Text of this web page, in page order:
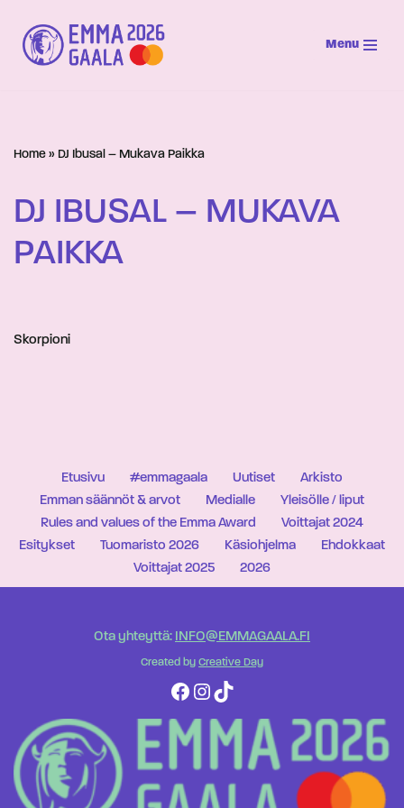
Siirry
suoraan
Menu
Home » DJ Ibusal – Mukava Paikka
DJ IBUSAL – MUKAVA
PAIKKA
Skorpioni
Etusivu #emmagaala Uutiset
Arkisto
Emman säännöt & arvot
Medialle
Yleisölle / liput
Rules and values of the Emma Award
Voittajat 2024
Esitykset
Tuomaristo 2026 Käsiohjelma
Ehdokkaat
Voittajat 2025
2026
Ota yhteyttä: INFO@EMMAGAALA.FI
Created by Creative Day